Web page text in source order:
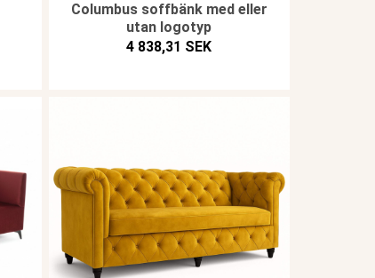
Columbus soffbänk med eller
utan logotyp
4 838,31 SEK